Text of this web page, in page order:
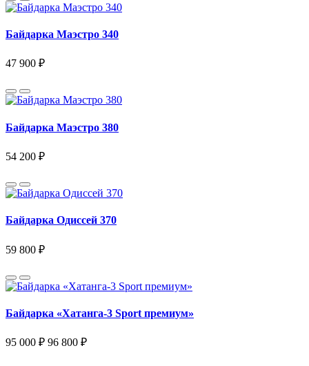
Байдарка Маэстро 340
47 900 ₽
Байдарка Маэстро 380
54 200 ₽
Байдарка Одиссей 370
59 800 ₽
Байдарка «Хатанга-3 Sport премиум»
95 000 ₽ 96 800 ₽